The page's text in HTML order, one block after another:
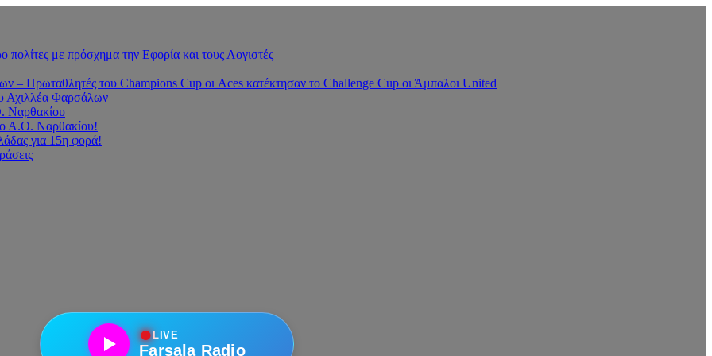
με πρόσχημα την Εφορία και τους Λογιστές
Πρωταθλητές του Champions Cup οι Aces κατέκτησαν το Challenge Cup οι Άμπαλοι United
Αχιλλέα Φαρσάλων
Ναρθακίου
ο Α.Ο. Ναρθακίου!
για 15η φορά!
●LIVE
Farsala Radio